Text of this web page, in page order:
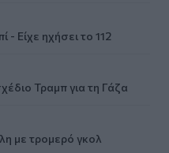
Είχε ηχήσει το 112
Τραμπ για τη Γάζα
με τρομερό γκολ